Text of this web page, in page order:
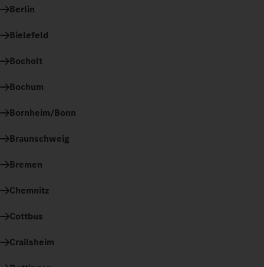
Berlin
Bielefeld
Bocholt
Bochum
Bornheim/Bonn
Braunschweig
Bremen
Chemnitz
Cottbus
Crailsheim